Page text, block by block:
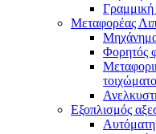
Μεταφορέας
Μηχάνημα
Φορητός
Εξοπλισμός